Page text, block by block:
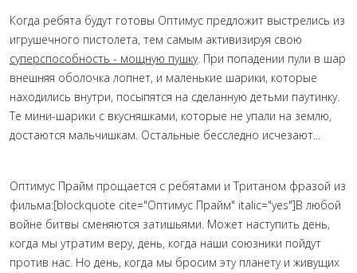
Когда ребята будут готовы Оптимус предложит выстрелись из
игрушечного пистолета, тем самым активизируя свою
суперспособность - мощную пушку. При попадении пули в шар
внешняя оболочка лопнет, и маленькие шарики, которые
находились внутри, посыпятся на сделанную детьми паутинку.
Те мини-шарики с вкусняшками, которые не упали на землю,
достаются мальчишкам. Остальные бесследно исчезают...
Оптимус Прайм прощается с ребятами и Тританом фразой из
фильма:[blockquote cite="Оптимус Прайм" italic="yes"]В любой
войне битвы сменяются затишьями. Может наступить день,
когда мы утратим веру, день, когда наши союзники пойдут
против нас. Но день, когда мы бросим эту планету и живущих